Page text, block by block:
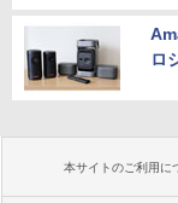
ロ
本サイトのご利用に